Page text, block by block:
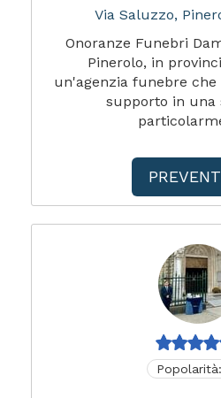
Via Saluzzo,
Onoranze Funebri
Pinerolo, in
un'agenzia funebre
supporto in una
Popolarità: